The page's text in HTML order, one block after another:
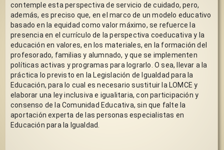
contemple esta perspectiva de servicio de cuidado, pero,
además, es preciso que, en el marco de un modelo educativo
basado en la equidad como valor máximo, se refuerce la
presencia en el currículo de la perspectiva coeducativa y la
educación en valores, en los materiales, en la formación del
profesorado, familias y alumnado, y que se implementen
políticas activas y programas para lograrlo. O sea, llevar a la
práctica lo previsto en la Legislación de Igualdad para la
Educación, para lo cual es necesario sustituir la LOMCE y
elaborar una ley inclusiva e igualitaria, con participación y
consenso de la Comunidad Educativa, sin que falte la
aportación experta de las personas especialistas en
Educación para la Igualdad.